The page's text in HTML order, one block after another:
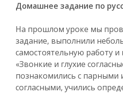
Домашнее задание по
На прошлом уроке мы
задание, выполнили
самостоятельную работу
«Звонкие и глухие
познакомились с парными
согласными, учились